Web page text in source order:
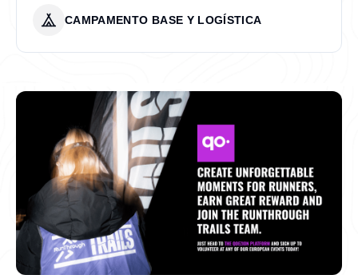
CAMPAMENTO BASE Y LOGÍSTICA